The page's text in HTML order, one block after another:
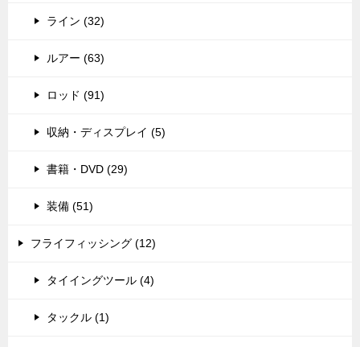
ライン (32)
ルアー (63)
ロッド (91)
収納・ディスプレイ (5)
書籍・DVD (29)
装備 (51)
フライフィッシング (12)
タイイングツール (4)
タックル (1)